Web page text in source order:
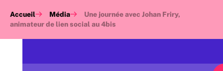
Accueil Média
Une journée avec Johan Friry,
animateur de lien social au 4bis